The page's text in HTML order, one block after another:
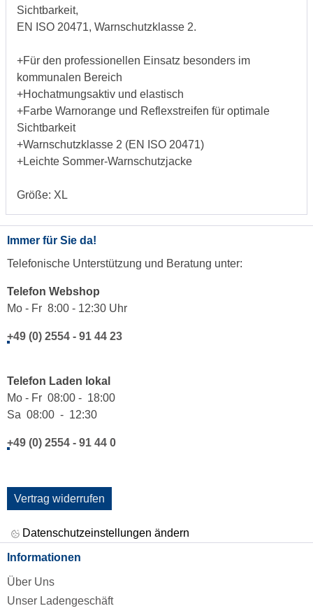
Sichtbarkeit,
EN ISO 20471, Warnschutzklasse 2.
+Für den professionellen Einsatz besonders im
kommunalen Bereich
+Hochatmungsaktiv und elastisch
+Farbe Warnorange und Reflexstreifen für optimale
Sichtbarkeit
+Warnschutzklasse 2 (EN ISO 20471)
+Leichte Sommer-Warnschutzjacke
Größe: XL
Immer für Sie da!
Telefonische Unterstützung und Beratung unter:
Telefon Webshop
Mo - Fr 8:00 - 12:30 Uhr
+49 (0) 2554 - 91 44 23
Telefon Laden lokal
Mo - Fr 08:00 - 18:00
Sa 08:00 - 12:30
+49 (0) 2554 - 91 44 0
Vertrag widerrufen
Datenschutzeinstellungen ändern
Informationen
Über Uns
Unser Ladengeschäft